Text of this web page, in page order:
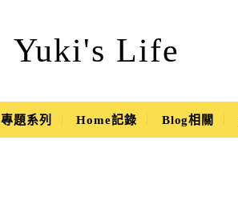
Yuki's Life
專題系列 Home記錄 Blog相關